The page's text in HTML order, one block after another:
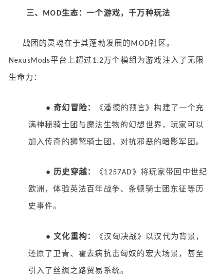
三、 MOD生态：一个游戏，千万种玩法
战团的灵魂在于其蓬勃发展的 MOD社区。
NexusMods平台上超过 1.2万个模组为游戏注入了无限
生命力：
● 奇幻冒险： 《潘德的预言》构建了一个充
满神秘骑士团与魔法生物的幻想世界，玩家可以
加入传奇的狮鹫骑士团，对抗邪恶的暗影军团。
● 历史穿越： 《1257AD》将玩家带回中世纪
欧洲，体验英法百年战争、条顿骑士团东征等历
史事件。
● 文化重构： 《汉匈决战》以汉代为背景，
还原了卫青、霍去病抗击匈奴的宏大场景，甚至
引入了丝绸之路贸易系统。